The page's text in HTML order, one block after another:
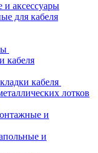
аксессуары
для кабеля
кабеля
кабеля
лотков
и
и